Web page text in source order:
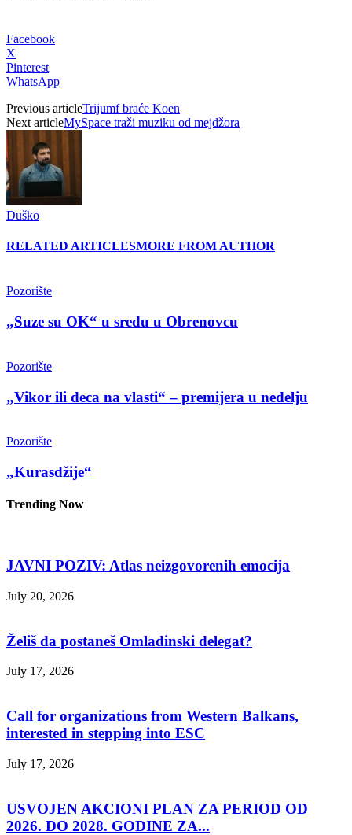
Facebook
X
Pinterest
WhatsApp
Previous articleTrijumf braće Koen
Next articleMySpace traži muziku od mejdžora
Duško
RELATED ARTICLESMORE FROM AUTHOR
Pozorište
„Suze su OK“ u sredu u Obrenovcu
Pozorište
„Vikor ili deca na vlasti“ – premijera u nedelju
Pozorište
„Kurasdžije“
Trending Now
JAVNI POZIV: Atlas neizgovorenih emocija
July 20, 2026
Želiš da postaneš Omladinski delegat?
July 17, 2026
Call for organizations from Western Balkans,
interested in stepping into ESC
July 17, 2026
USVOJEN AKCIONI PLAN ZA PERIOD OD
2026. DO 2028. GODINE ZA...